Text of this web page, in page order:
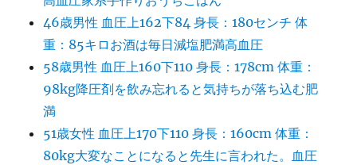
46歳男性 血圧上162下84 身長：180センチ 体
重：85キロお酒は毎日減塩肥満高血圧
58歳男性 血圧上160下110 身長：178cm 体重：
98kg降圧剤を飲み忘れると気持ちが落ち込む肥
満
51歳女性 血圧上170下110 身長：160cm 体重：
80kg大変なことになると先生に言われた。血圧